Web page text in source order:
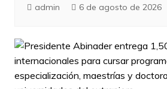
admin 6 de agosto de 2026